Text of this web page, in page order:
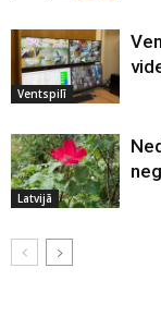
Ventspilī
Latvijā